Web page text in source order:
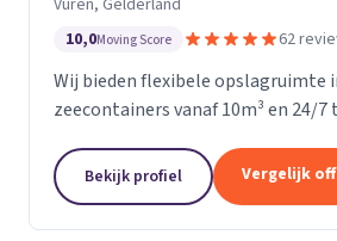
10,0Moving Score 62
Wij bieden flexibele opslagruimte
zeecontainers vanaf 10m³ en 24/7
Bekijk profiel Vergelijk